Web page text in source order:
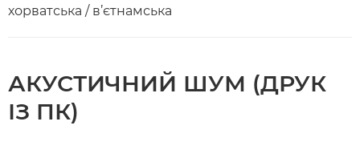
хорватська / в’єтнамська
АКУСТИЧНИЙ ШУМ (ДРУК
ІЗ ПК)